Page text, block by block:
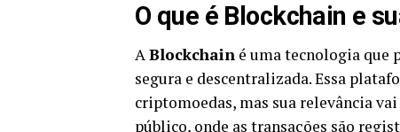
O que é Blockchain e
ABlockchain é uma tecnologia que
segura e descentralizada. Essa
criptomoedas, mas sua relevância
público, onde as transações são